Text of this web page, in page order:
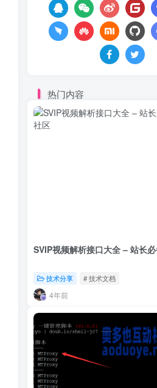
热门内容
SVIP视频解析接口大全 – 站长
技术分享 # 技术文档
4年前